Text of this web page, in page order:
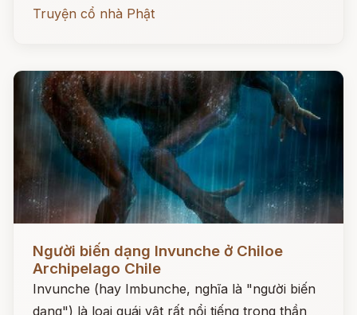
Truyện cổ nhà Phật
Người biến dạng Invunche ở Chiloe
Archipelago Chile
Invunche (hay Imbunche, nghĩa là "người biến
dạng") là loại quái vật rất nổi tiếng trong thần